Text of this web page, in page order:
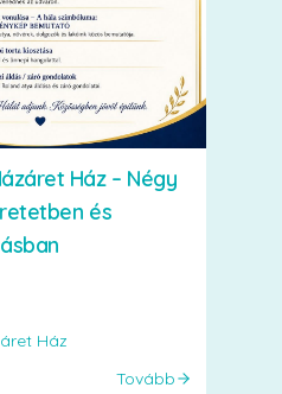
Ház – Négy
és
Ház
Tovább